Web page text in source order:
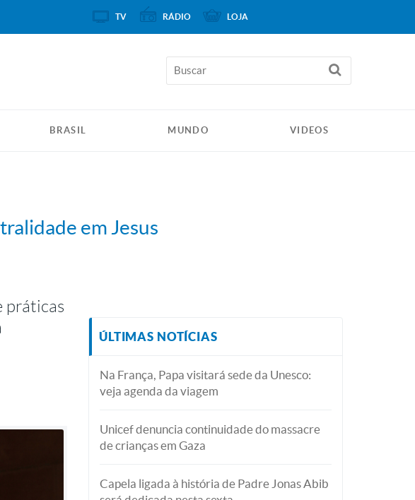
BRASIL MUNDO VIDEOS
em Jesus
práticas
ÚLTIMAS NOTÍCIAS
Na França, Papa visitará sede da Unesco:
veja agenda da viagem
Unicef denuncia continuidade do massacre
de crianças em Gaza
Capela ligada à história de Padre Jonas Abib
TV RÁDIO LOJA